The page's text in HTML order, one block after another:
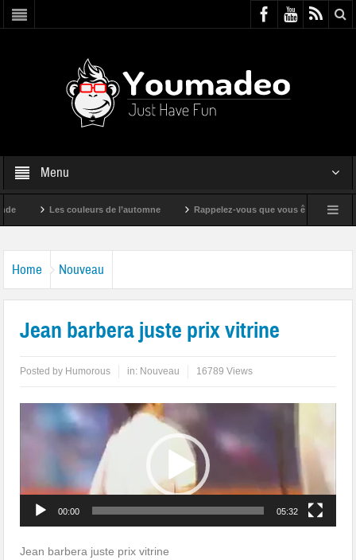
Menu
Les couleurs de l’automne Rappelez-vous que vous êtes super !
Home Nouveau
Jean barbera juste prix vitrine
Posted by Humorous in: Nouveau 16789 Views
Lecteur
00:00 05:32
Jean barbera juste prix vitrine